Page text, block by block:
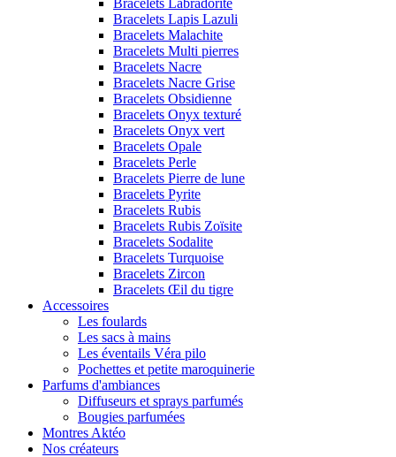
Bracelets Labradorite
Bracelets Lapis Lazuli
Bracelets Malachite
Bracelets Multi pierres
Bracelets Nacre
Bracelets Nacre Grise
Bracelets Obsidienne
Bracelets Onyx texturé
Bracelets Onyx vert
Bracelets Opale
Bracelets Perle
Bracelets Pierre de lune
Bracelets Pyrite
Bracelets Rubis
Bracelets Rubis Zoïsite
Bracelets Sodalite
Bracelets Turquoise
Bracelets Zircon
Bracelets Œil du tigre
Accessoires
Les foulards
Les sacs à mains
Les éventails Véra pilo
Pochettes et petite maroquinerie
Parfums d'ambiances
Diffuseurs et sprays parfumés
Bougies parfumées
Montres Aktéo
Nos créateurs